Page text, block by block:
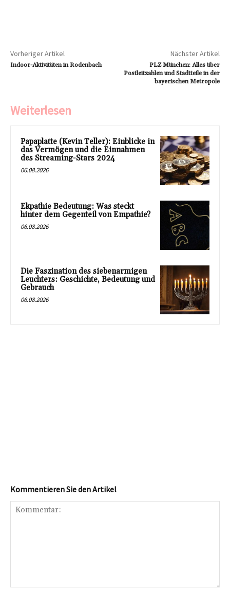
Vorheriger Artikel
Indoor-Aktivitäten in Rodenbach
Nächster Artikel
PLZ München: Alles über
Postleitzahlen und Stadtteile in der
bayerischen Metropole
Weiterlesen
Papaplatte (Kevin Teller): Einblicke in
das Vermögen und die Einnahmen
des Streaming-Stars 2024
06.08.2026
Ekpathie Bedeutung: Was steckt
hinter dem Gegenteil von Empathie?
06.08.2026
Die Faszination des siebenarmigen
Leuchters: Geschichte, Bedeutung und
Gebrauch
06.08.2026
Kommentieren Sie den Artikel